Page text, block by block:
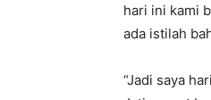
hari ini kami
ada istilah
“Jadi saya